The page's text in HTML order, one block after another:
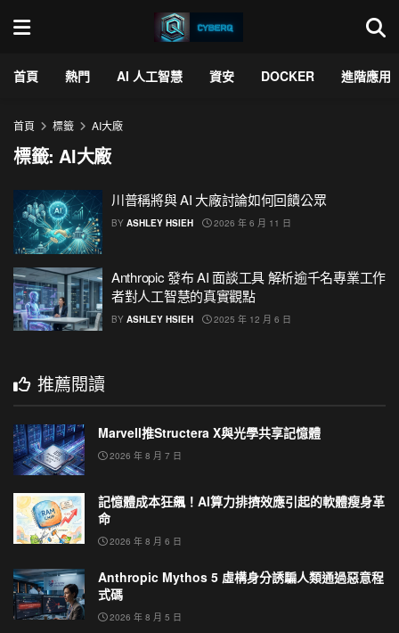
首頁 熱門 AI 人工智慧 資安 DOCKER 進階應用
首頁 標籤 AI大廠
標籤:AI大廠
川普稱將與 AI 大廠討論如何回饋公眾
BY ASHLEY HSIEH 2026 年 6 月 11 日
Anthropic 發布 AI 面談工具 解析逾千名專業工作
者對人工智慧的真實觀點
BY ASHLEY HSIEH 2025 年 12 月 6 日
推薦閱讀
Marvell推Structera X與光學共享記憶體
2026 年 8 月 7 日
記憶體成本狂飆！AI算力排擠效應引起的軟體瘦身革
命
2026 年 8 月 6 日
Anthropic Mythos 5 虛構身分誘騙人類通過惡意程
式碼
2026 年 8 月 5 日